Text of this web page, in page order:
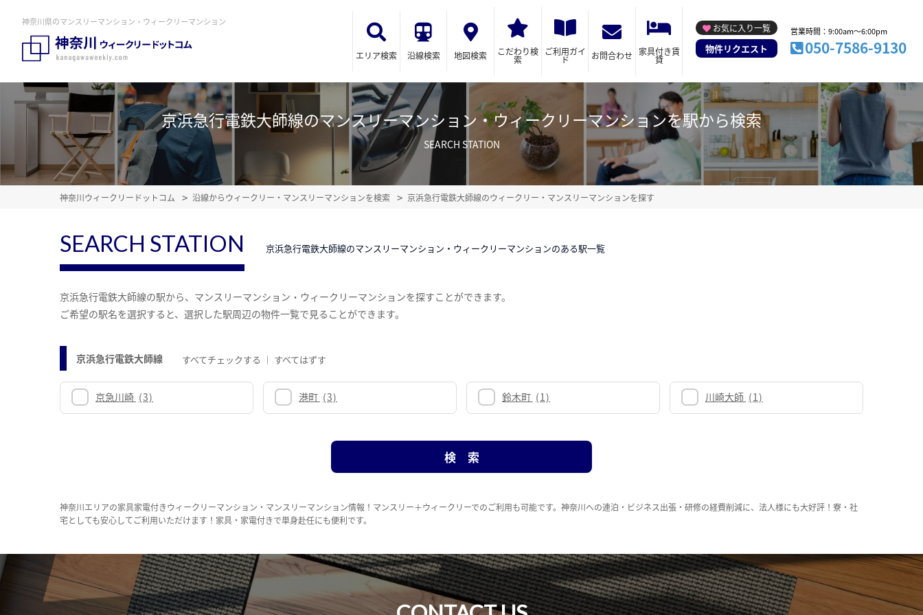
神奈川県のマンスリーマンション・ウィークリーマンション
エリア検索 沿線検索 地図検索 こだわり検
索
ご利用ガイ
ド お問合わせ 家具付き賃
貸
お気に入り一覧
物件リクエスト
営業時間：9:00am～6:00pm
050-7586-9130
京浜急行電鉄大師線のマンスリーマンション・ウィークリーマンションを駅から検索
SEARCH STATION
神奈川ウィークリードットコム 沿線からウィークリー・マンスリーマンションを検索 京浜急行電鉄大師線のウィークリー・マンスリーマンションを探す
SEARCH STATION 京浜急行電鉄大師線のマンスリーマンション・ウィークリーマンションのある駅一覧
京浜急行電鉄大師線の駅から、マンスリーマンション・ウィークリーマンションを探すことができます。
ご希望の駅名を選択すると、選択した駅周辺の物件一覧で見ることができます。
京浜急行電鉄大師線 すべてチェックする すべてはずす
京急川崎 (3) 港町 (3) 鈴木町 (1) 川崎大師 (1)
神奈川エリアの家具家電付きウィークリーマンション・マンスリーマンション情報！マンスリー＋ウィークリーでのご利用も可能です。神奈川への連泊・ビジネス出張・研修の経費削減に、法人様にも大好評！寮・社
宅としても安心してご利用いただけます！家具・家電付きで単身赴任にも便利です。